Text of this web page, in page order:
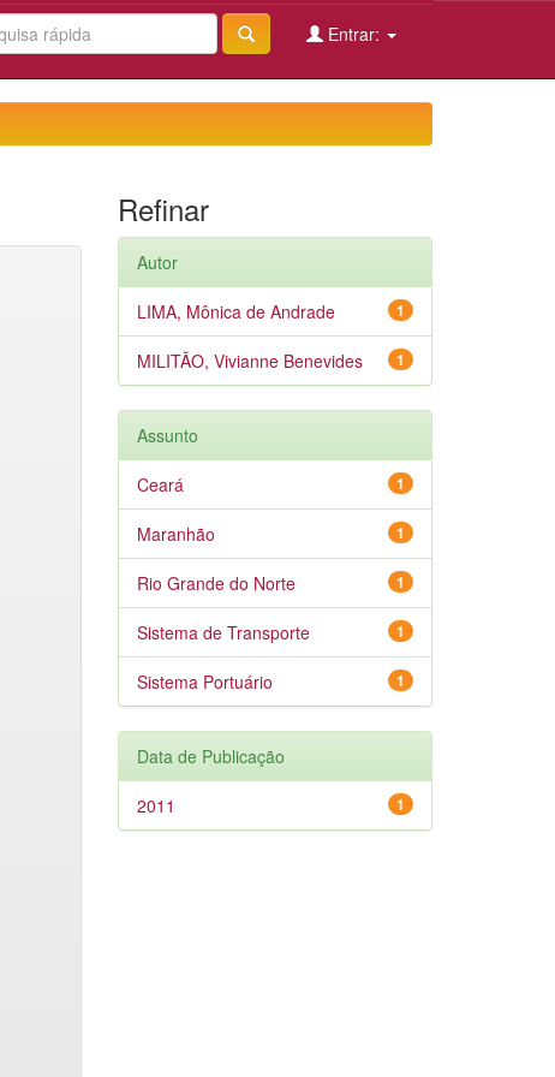
Entrar:
Refinar
Autor
1
LIMA, Mônica de Andrade
1
MILITÃO, Vivianne Benevides
Assunto
1
Ceará
1
Maranhão
1
Rio Grande do Norte
1
Sistema de Transporte
1
Sistema Portuário
Data de Publicação
1
2011